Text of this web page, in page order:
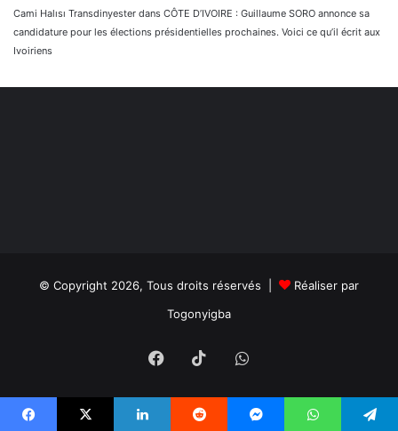
Cami Halısı Transdinyester dans CÔTE D’IVOIRE : Guillaume SORO annonce sa
candidature pour les élections présidentielles prochaines. Voici ce qu’il écrit aux
Ivoiriens
© Copyright 2026, Tous droits réservés |
Réaliser par
Togonyigba
Facebook
TikTokWhatsApp